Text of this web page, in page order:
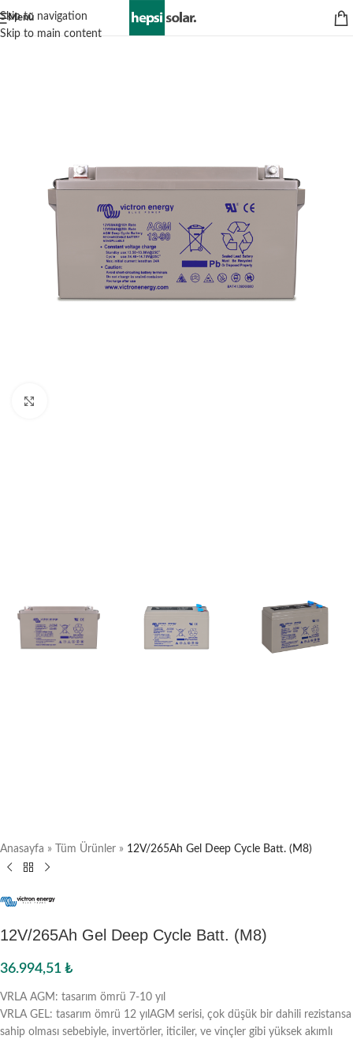
Skip to navigation
Skip to main content
Menü
Anasayfa » Tüm Ürünler » 12V/265Ah Gel Deep Cycle Batt. (M8)
12V/265Ah Gel Deep Cycle Batt. (M8)
36.994,51 ₺
VRLA AGM: tasarım ömrü 7-10 yıl
VRLA GEL: tasarım ömrü 12 yılAGM serisi, çok düşük bir dahili rezistansa
sahip olması sebebiyle, invertörler, iticiler, ve vinçler gibi yüksek akımlı